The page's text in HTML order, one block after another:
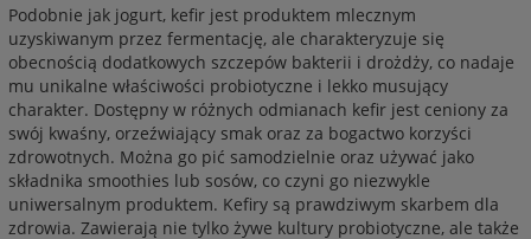
Podobnie jak jogurt, kefir jest produktem mlecznym
uzyskiwanym przez fermentację, ale charakteryzuje się
obecnością dodatkowych szczepów bakterii i drożdży, co nadaje
mu unikalne właściwości probiotyczne i lekko musujący
charakter. Dostępny w różnych odmianach kefir jest ceniony za
swój kwaśny, orzeźwiający smak oraz za bogactwo korzyści
zdrowotnych. Można go pić samodzielnie oraz używać jako
składnika smoothies lub sosów, co czyni go niezwykle
uniwersalnym produktem. Kefiry są prawdziwym skarbem dla
zdrowia. Zawierają nie tylko żywe kultury probiotyczne, ale także